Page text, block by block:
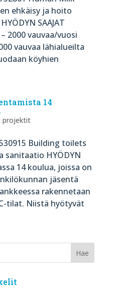
ehkäisy ja hoito
SAAJAT
2000 vauvaa/vuosi
vauvaa lähialueilta
köyhien
14
projektit
Building toilets
sanitaatio HYÖDYN
14 koulua, joissa on
jäsentä
rakennetaan
tilat. Niistä hyötyvät